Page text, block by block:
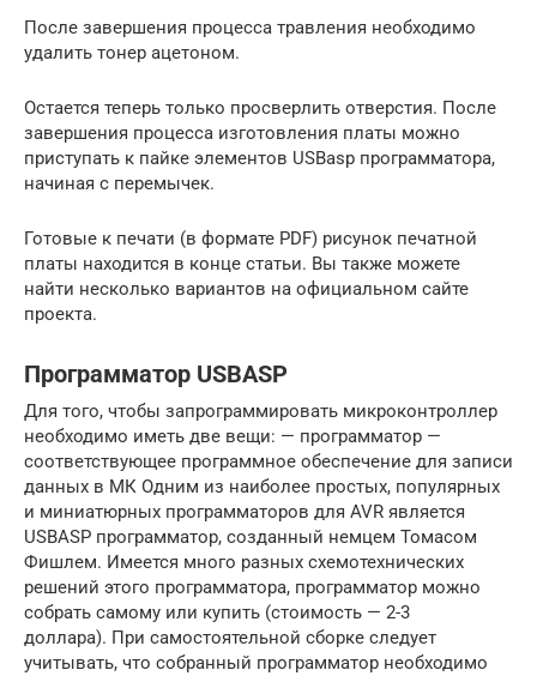
После завершения процесса травления необходимо
удалить тонер ацетоном.
Остается теперь только просверлить отверстия. После
завершения процесса изготовления платы можно
приступать к пайке элементов USBasp программатора,
начиная с перемычек.
Готовые к печати (в формате PDF) рисунок печатной
платы находится в конце статьи. Вы также можете
найти несколько вариантов на официальном сайте
проекта.
Программатор USBASP
Для того, чтобы запрограммировать микроконтроллер
необходимо иметь две вещи: — программатор —
соответствующее программное обеспечение для записи
данных в МК Одним из наиболее простых, популярных
и миниатюрных программаторов для AVR является
USBASP программатор, созданный немцем Томасом
Фишлем. Имеется много разных схемотехнических
решений этого программатора, программатор можно
собрать самому или купить (стоимость — 2-3
доллара). При самостоятельной сборке следует
учитывать, что собранный программатор необходимо